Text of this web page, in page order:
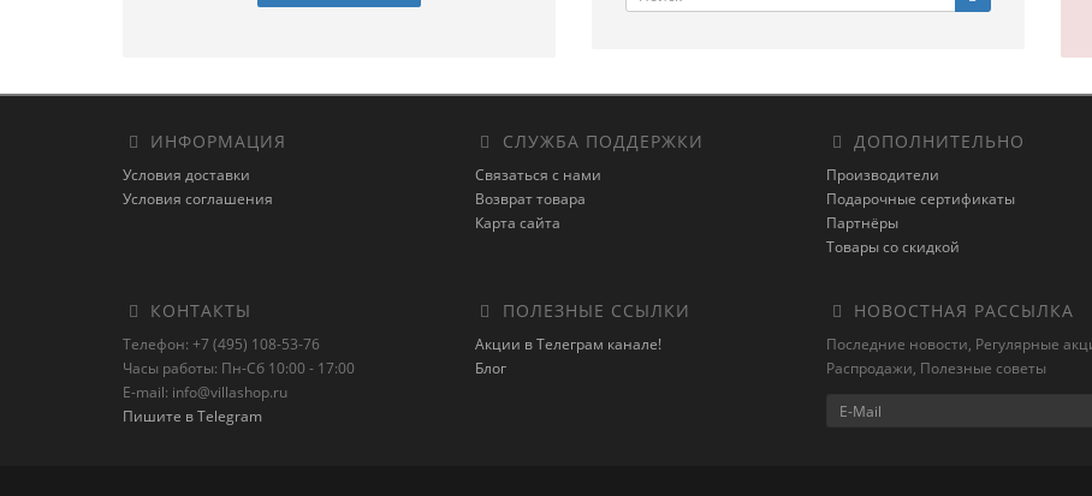
ИНФОРМАЦИЯ
Условия доставки
Условия соглашения
СЛУЖБА ПОДДЕРЖКИ
Связаться с нами
Возврат товара
Карта сайта
ДОПОЛНИТЕЛЬНО
Производители
Подарочные сертификаты
Партнёры
Товары со скидкой
КОНТАКТЫ
Телефон: +7 (495) 108-53-76
Часы работы: Пн-Сб 10:00 - 17:00
E-mail: info@villashop.ru
Пишите в Telegram
ПОЛЕЗНЫЕ ССЫЛКИ
Акции в Телеграм канале!
Блог
НОВОСТНАЯ РАССЫЛКА
Последние новости, Регулярные
Распродажи, Полезные советы